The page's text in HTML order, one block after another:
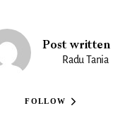
Post written
Radu Tania
FOLLOW